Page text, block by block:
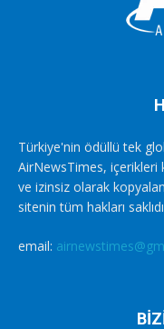
Türkiye'nin ödüllü tek
AirNewsTimes, içerikleri
ve izinsiz olarak
sitenin tüm hakları
email: